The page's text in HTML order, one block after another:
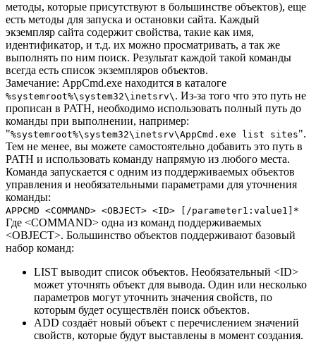
методы, которые присутствуют в большинстве объектов), еще
есть методы для запуска и остановки сайта. Каждый
экземпляр сайта содержит свойства, такие как имя,
идентификатор, и т.д. их можно просматривать, а так же
выполнять по ним поиск. Результат каждой такой команды
всегда есть список экземпляров объектов.
Замечание: AppCmd.exe находится в каталоге
%systemroot%\system32\inetsrv\ . Из-за того что это путь не
прописан в PATH, необходимо использовать полный путь до
команды при выполнении, например:
"%systemroot%\system32\inetsrv\AppCmd.exe list sites".
Тем не менее, вы можете самостоятельно добавить это путь в
PATH и использовать команду напрямую из любого места.
Команда запускается с одним из поддерживаемых объектов
управления и необязательными параметрами для уточнения
команды:
APPCMD <COMMAND> <OBJECT> <ID> [/parameter1:value1]*
Где <COMMAND> одна из команд поддерживаемых
<OBJECT>. Большинство объектов поддерживают базовый
набор команд:
LIST выводит список объектов. Необязательный <ID>
может уточнять объект для вывода. Один или несколько
параметров могут уточнить значения свойств, по
которым будет осуществлён поиск объектов.
ADD создаёт новый объект с перечислением значений
свойств, которые будут выставлены в момент создания.